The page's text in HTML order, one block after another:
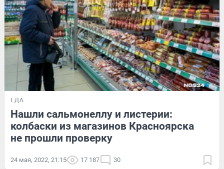
ЕДА
Нашли сальмонеллу и листерии:
колбаски из магазинов Красноярска
не прошли проверку
24 мая, 2022, 21:15 17 187 30